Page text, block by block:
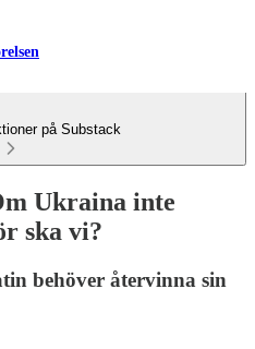
på Substack
Ukraina inte
ska vi?
behöver återvinna sin